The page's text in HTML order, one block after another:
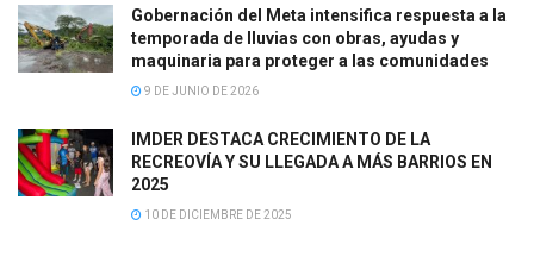
Gobernación del Meta intensifica respuesta a la
temporada de lluvias con obras, ayudas y
maquinaria para proteger a las comunidades
9 DE JUNIO DE 2026
IMDER DESTACA CRECIMIENTO DE LA
RECREOVÍA Y SU LLEGADA A MÁS BARRIOS EN
2025
10 DE DICIEMBRE DE 2025